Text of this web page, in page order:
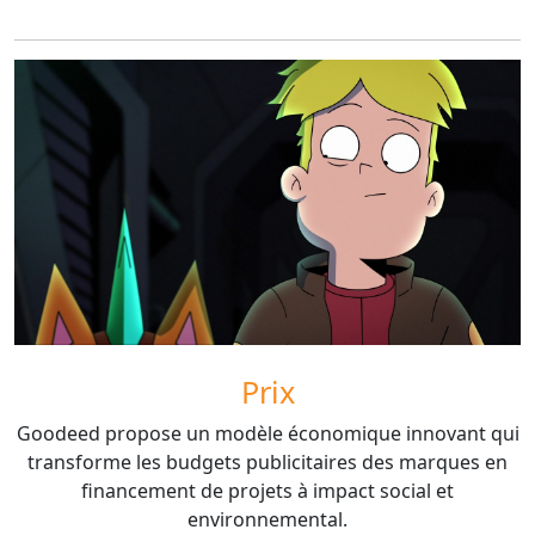
Prix
Goodeed propose un modèle économique innovant qui
transforme les budgets publicitaires des marques en
financement de projets à impact social et
environnemental.